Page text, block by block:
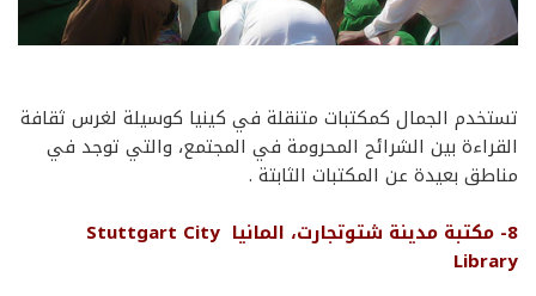
تستخدم الجمال كمكتبات متنقلة في كينيا كوسيلة لغرس ثقافة
القراءة بين الشرائح المحرومة في المجتمع، والتي توجد في
مناطق بعيدة عن المكتبات الثابتة .
8- مكتبة مدينة
شتوتجارت، المانيا Stuttgart City
Library